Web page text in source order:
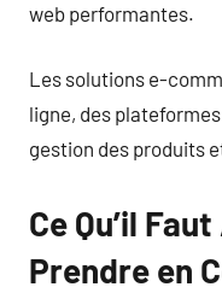
web performantes.
Les solutions e-
ligne, des
gestion des produits
Ce Qu’il
Prendre en